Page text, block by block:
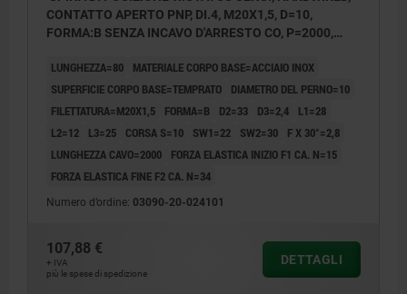
CONTATTO APERTO PNP, DI.4, M20X1,5, D=10,
FORMA:B SENZA INCAVO D'ARRESTO CO, P=2000,
TERMOPLASTICA GRIGIO NERASTRO RAL7021
LUNGHEZZA=80
MATERIALE CORPO BASE=ACCIAIO INOX
SUPERFICIE CORPO BASE=TEMPRATO
DIAMETRO DEL PERNO=10
FILETTATURA=M20X1,5
FORMA=B D2=33 D3=2,4
L1=28
L2=12
L3=25 CORSA S=10 SW1=22 SW2=30
F X 30°=2,8
LUNGHEZZA CAVO=2000
FORZA ELASTICA INIZIO F1 CA. N=15
FORZA ELASTICA FINE F2 CA. N=34
Numero d’ordine: 03090-20-024101
107,88 €
+ IVA
più le spese di spedizione
DETTAGLI